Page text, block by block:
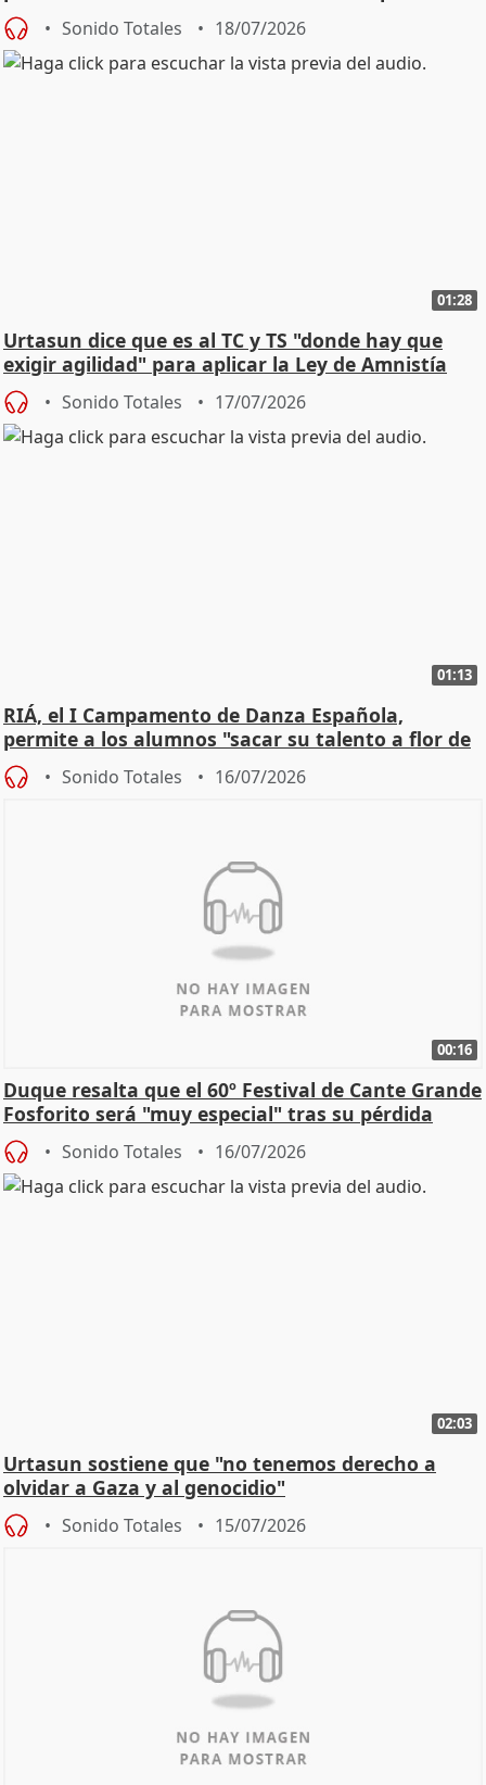
Sonido Totales 18/07/2026
01:28
Urtasun dice que es al TC y TS "donde hay que
exigir agilidad" para aplicar la Ley de Amnistía
Sonido Totales 17/07/2026
01:13
RIÁ, el I Campamento de Danza Española,
permite a los alumnos "sacar su talento a flor de
piel"
Sonido Totales 16/07/2026
00:16
Duque resalta que el 60º Festival de Cante Grande
Fosforito será "muy especial" tras su pérdida
Sonido Totales 16/07/2026
02:03
Urtasun sostiene que "no tenemos derecho a
olvidar a Gaza y al genocidio"
Sonido Totales 15/07/2026